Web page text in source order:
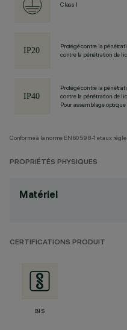
Class I
Protégé contre la
contre la pénétration de
Protégé contre la
contre la pénétration de
Pour assemblage optique
Conforme à la norme EN60598-1 et aux
PROPRIÉTÉS PHYSIQUES
Matériel
CERTIFICATIONS PRODUIT
BIS